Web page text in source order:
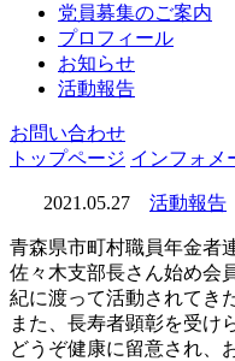
党員募集のご案内
プロフィール
お知らせ
活動報告
お問い合わせ
トップページ インフォメ
2021.05.27 活動報告
青森県市町村職員年金者
佐々木支部長さん始め会
紀に渡って活動されてき
また、長寿者顕彰を受け
どうぞ健康に留意され、